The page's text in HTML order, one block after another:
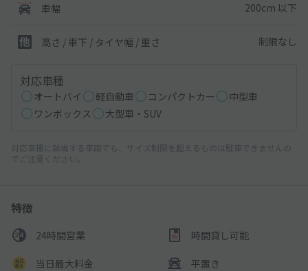
車幅 200cm 以下
高さ / 車下 / タイヤ幅 / 重さ 制限なし
対応車種
オートバイ 軽自動車 コンパクトカー
中型車
ワンボックス
大型車・SUV
対応車種に該当する車両でも、サイズ制限を超えるものは駐車できませんの
でご注意ください。
特徴
24時間営業 時間貸し可能
当日最大料金 平置き